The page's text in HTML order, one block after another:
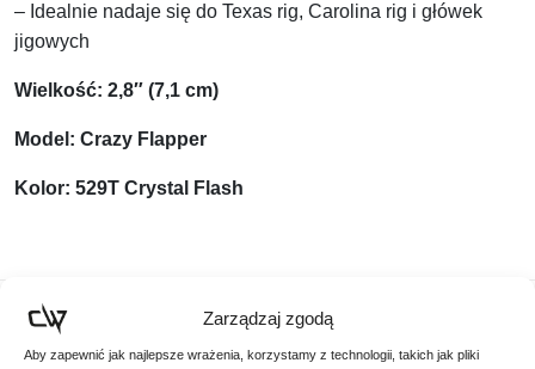
Zarządzaj zgodą
Aby zapewnić jak najlepsze wrażenia, korzystamy z technologii, takich jak pliki
– Idealnie nadaje się do Texas rig, Carolina rig i główek
jigowych
Wielkość: 2,8″ (7,1 cm)
Model: Crazy Flapper
Kolor: 529T Crystal Flash
Podobne produkty